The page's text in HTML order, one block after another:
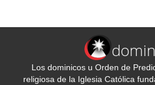
Los dominicos u Orden de
religiosa de la Iglesia Católica